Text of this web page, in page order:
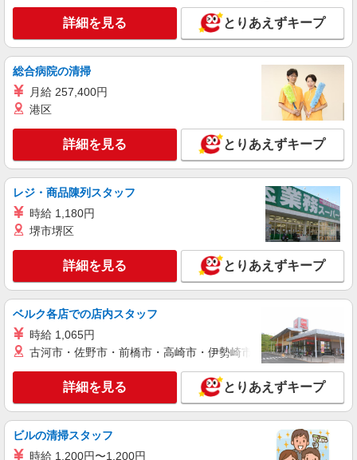
キープ 詳細を見る
派遣社員
株式会社テクノ・サービス/お仕事No/0862798
NEW
埼玉県さいたま市北区 ＊車・バイク通勤OK
キープ 詳細を見る
派遣社員
株式会社テクノ・サービス/お仕事No/0828960
NEW
ピッキング、加工作業
時給1250円交通費全額支給
埼玉県さいたま市北区 ＊車・バイク通勤OK
詳細を見る
株式会社テクノ・サービス/お仕事No/0901958
NEW
入出庫・ピッキング
埼玉県さいたま市北区 ＊バイク通勤OK
詳細を見る とりあえずキープ
総合病院の清掃
月給 257,400円
港区
詳細を見る とりあえずキープ
レジ・商品陳列スタッフ
時給 1,180円
堺市堺区
詳細を見る とりあえずキープ
ベルク各店での店内スタッフ
時給 1,065円
古河市・佐野市・前橋市・高崎市・伊勢崎市・太田市・館林市
詳細を見る とりあえずキープ
ビルの清掃スタッフ
時給 1,200円〜1,200円